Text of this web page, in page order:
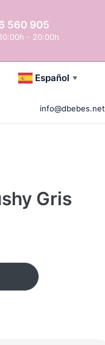
560 905
- 20:00h
Español ▼
info@dbebes.net
Gris